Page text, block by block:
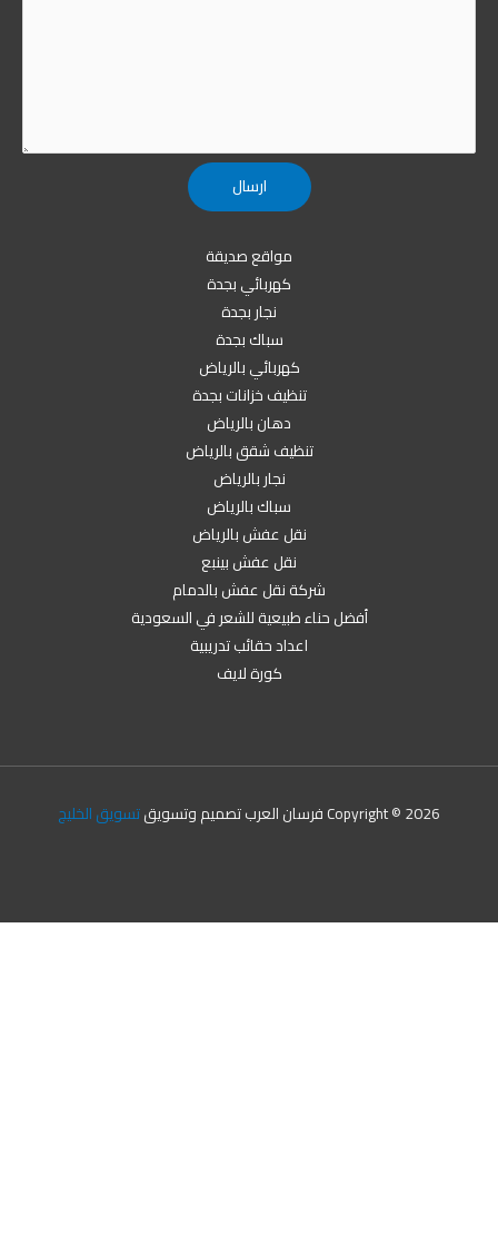
مواقع صديقة
كهربائي بجدة
نجار بجدة
سباك بجدة
كهربائي بالرياض
تنظيف خزانات بجدة
دهان بالرياض
تنظيف شقق بالرياض
نجار بالرياض
سباك بالرياض
نقل عفش بالرياض
نقل عفش بينبع
شركة نقل عفش بالدمام
أفضل حناء طبيعية للشعر في السعودية
اعداد حقائب تدريبية
كورة لايف
Copyright © 2026 فرسان العرب تصميم وتسويق تسويق الخليج